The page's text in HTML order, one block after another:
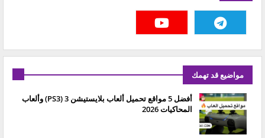
مواضيع قد تهمك
أفضل 5 مواقع تحميل ألعاب بلايستيشن 3 (PS3) وألعاب
المحاكيات 2026